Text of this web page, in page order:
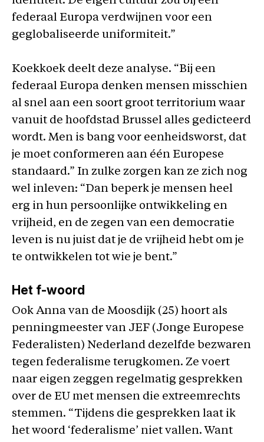
federaal Europa verdwijnen voor een
geglobaliseerde uniformiteit.”
Koekkoek deelt deze analyse. “Bij een
federaal Europa denken mensen misschien
al snel aan een soort groot territorium waar
vanuit de hoofdstad Brussel alles gedicteerd
wordt. Men is bang voor eenheidsworst, dat
je moet conformeren aan één Europese
standaard.” In zulke zorgen kan ze zich nog
wel inleven: “Dan beperk je mensen heel
erg in hun persoonlijke ontwikkeling en
vrijheid, en de zegen van een democratie
leven is nu juist dat je de vrijheid hebt om je
te ontwikkelen tot wie je bent.”
Het f-woord
Ook Anna van de Moosdijk (25) hoort als
penningmeester van JEF (Jonge Europese
Federalisten) Nederland dezelfde bezwaren
tegen federalisme terugkomen. Ze voert
naar eigen zeggen regelmatig gesprekken
over de EU met mensen die extreemrechts
stemmen. “Tijdens die gesprekken laat ik
het woord ‘federalisme’ niet vallen. Want